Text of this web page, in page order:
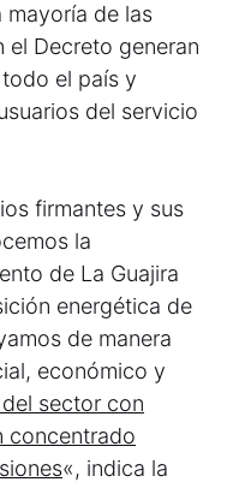
mayoría de las
el Decreto generan
el país y
del servicio
firmantes y sus
la
de La Guajira
energética de
de manera
económico y
sector con
concentrado
«, indica la